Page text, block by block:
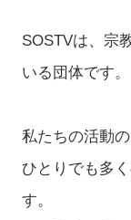
SOSTVは、宗
いる団体です。
私たちの活動の
ひとりでも多
す。